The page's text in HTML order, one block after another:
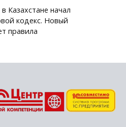
Казахстане начал
кодекс. Новый
правила